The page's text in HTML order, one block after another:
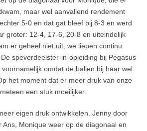
maar wel aanvallend rendement
5-0 en dat gat bleef bij 8-3 en werd
groter: 12-4, 17-6, 20-8 en uiteindelijk
er geheel niet uit, we liepen continu
speverdeelster-in-opleiding bij Pegasus
omdat de ballen bij haar wel
het moment dat er meer druk van onze
een stuk moeilijker.
eigen druk ontwikkelen. Jenny door
Ans, Monique weer op de diagonaal en